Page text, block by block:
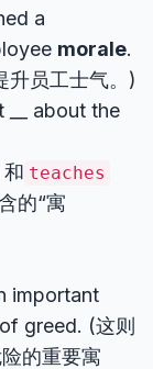
a
morale.
升员工士气。)
about the
teaches
的“寓
important
greed. (这则
的重要寓